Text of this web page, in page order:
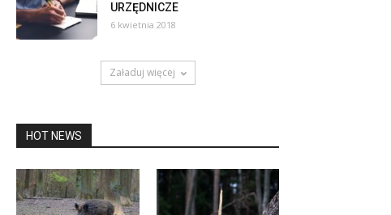
URZĘDNICZE
6 kwietnia 2018
Załaduj więcej
HOT NEWS